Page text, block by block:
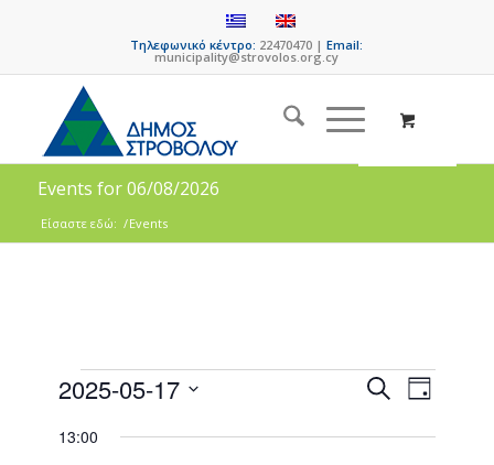
Τηλεφωνικό κέντρο: 22470470 |Email:
municipality@strovolos.org.cy
Events for 06/08/2026
Είσαστε εδώ: /Events
Events
SearchEvent
Views
Day
2025-05-17
date.
13:00